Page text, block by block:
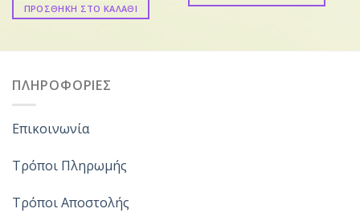
ΠΡΟΣΘΗΚΗ ΣΤΟ ΚΑΛΑΘΙ
ΠΛΗΡΟΦΟΡΙΕΣ
Επικοινωνία
Τρόποι Πληρωμής
Τρόποι Αποστολής